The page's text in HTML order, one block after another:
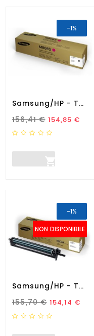
-1%
Samsung/HP - Toner...
Prezzo Standard
156,41 € Prezzo
154,85 €

NON DISPONIBILE
-1%
Samsung/HP - Tamburo...
Prezzo Standard
155,70 € Prezzo
154,14 €